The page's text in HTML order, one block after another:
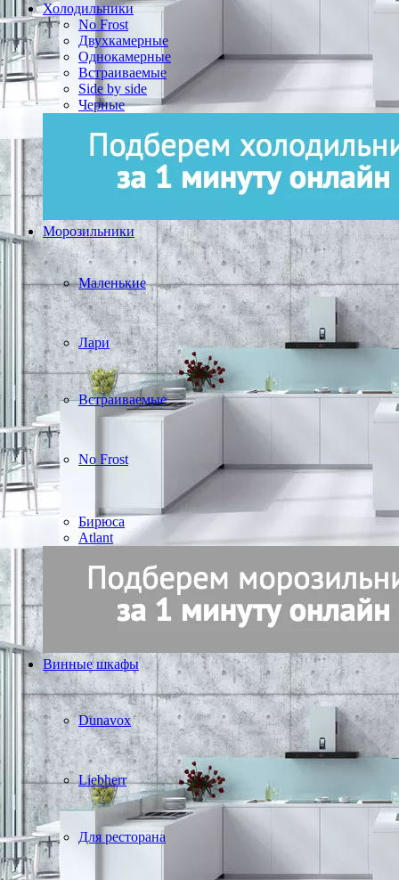
Холодильники
No Frost
Двухкамерные
Однокамерные
Встраиваемые
Side by side
Черные
Морозильники
Маленькие
Лари
Встраиваемые
No Frost
Бирюса
Atlant
Винные шкафы
Dunavox
Liebherr
Для ресторана